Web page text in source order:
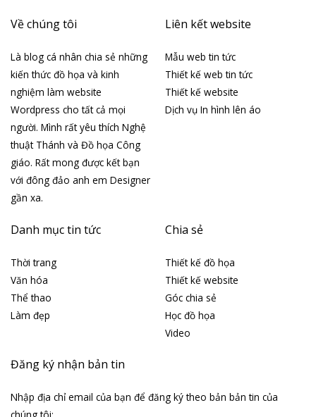
Về chúng tôi
Là blog cá nhân chia sẻ những
kiến thức đồ họa và kinh
nghiệm làm website
Wordpress cho tất cả mọi
người. Mình rất yêu thích Nghệ
thuật Thánh và Đồ họa Công
giáo. Rất mong được kết bạn
với đông đảo anh em Designer
gần xa.
Liên kết website
Mẫu web tin tức
Thiết kế web tin tức
Thiết kế website
Dịch vụ In hình lên áo
Danh mục tin tức
Thời trang
Văn hóa
Thể thao
Làm đẹp
Chia sẻ
Thiết kế đồ họa
Thiết kế website
Góc chia sẻ
Học đồ họa
Video
Đăng ký nhận bản tin
Nhập địa chỉ email của bạn để đăng ký theo bản bản tin của